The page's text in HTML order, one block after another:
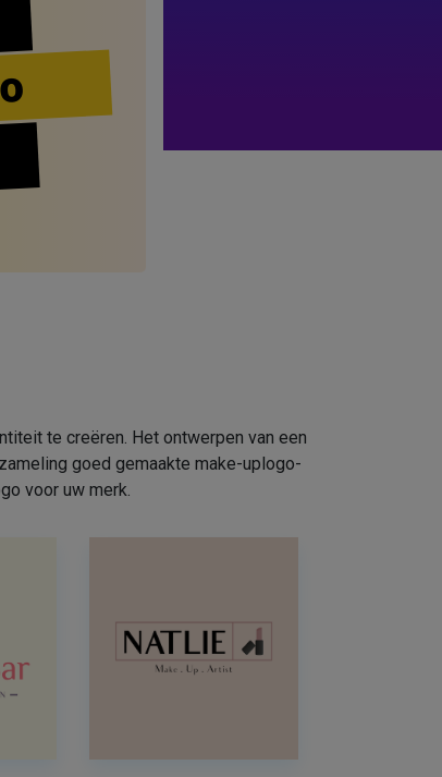
te creëren. Het ontwerpen van een
goed gemaakte make-uplogo-
voor uw merk.